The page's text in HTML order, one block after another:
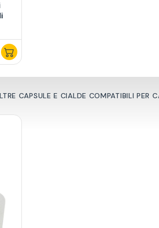
CAPSULE E CIALDE COMPATIBILI PER